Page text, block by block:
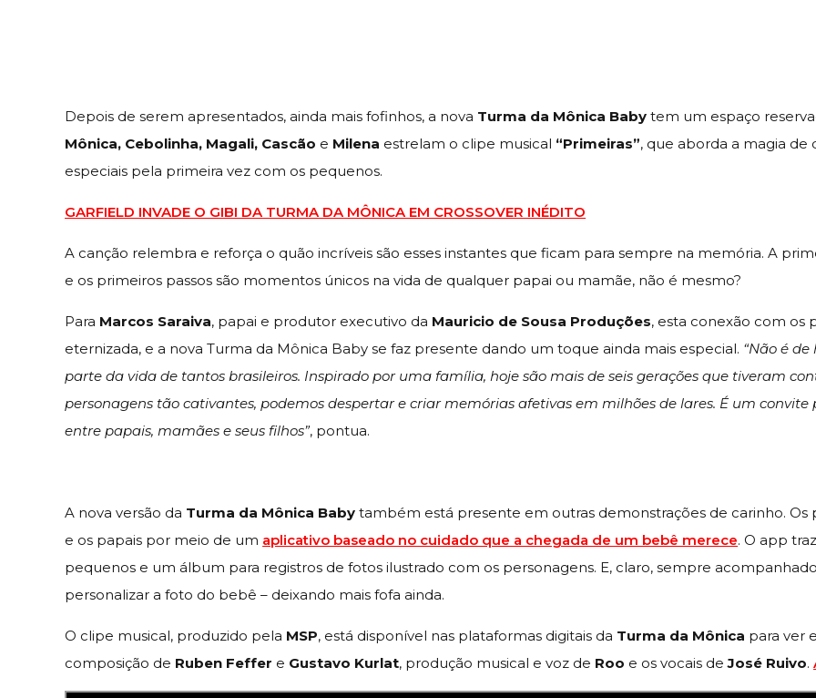
Depois de serem apresentados, ainda mais fofinhos, a nova Turma da Mônica Baby tem um espaço
Mônica, Cebolinha, Magali, Cascão e Milena estrelam o clipe musical “Primeiras”, que aborda a magia
especiais pela primeira vez com os pequenos.
GARFIELD INVADE O GIBI DA TURMA DA MÔNICA EM CROSSOVER INÉDITO
A canção relembra e reforça o quão incríveis são esses instantes que ficam para sempre na memória. A
e os primeiros passos são momentos únicos na vida de qualquer papai ou mamãe, não é mesmo?
Para Marcos Saraiva, papai e produtor executivo da Mauricio de Sousa Produções, esta conexão com os
eternizada, e a nova Turma da Mônica Baby se faz presente dando um toque ainda mais especial. “Não é
parte da vida de tantos brasileiros. Inspirado por uma família, hoje são mais de seis gerações que tiveram
personagens tão cativantes, podemos despertar e criar memórias afetivas em milhões de lares. É um
entre papais, mamães e seus filhos”, pontua.
A nova versão da Turma da Mônica Baby também está presente em outras demonstrações de carinho.
e os papais por meio de um aplicativo baseado no cuidado que a chegada de um bebê merece. O app
pequenos e um álbum para registros de fotos ilustrado com os personagens. E, claro, sempre
personalizar a foto do bebê – deixando mais fofa ainda.
O clipe musical, produzido pela MSP, está disponível nas plataformas digitais da Turma da Mônica para ver
composição de Ruben Feffer e Gustavo Kurlat, produção musical e voz de Roo e os vocais deJosé Ruivo.